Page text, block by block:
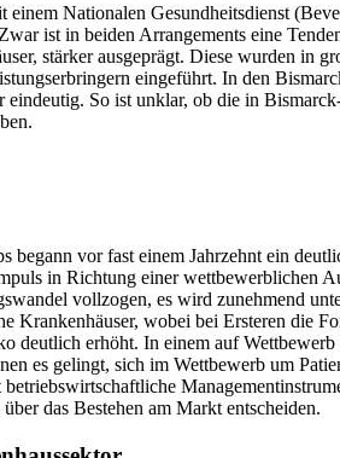
Nationalen Gesundheitsdienst
ist in beiden Arrangements eine
stärker ausgeprägt. Diese wurden in
eingeführt. In den
So ist unklar, ob die in
begann vor fast einem Jahrzehnt ein
in Richtung einer
vollzogen, es wird zunehmend
Krankenhäuser, wobei bei Ersteren die
deutlich erhöht. In einem auf
es gelingt, sich im Wettbewerb um
das Bestehen am Markt entscheiden.